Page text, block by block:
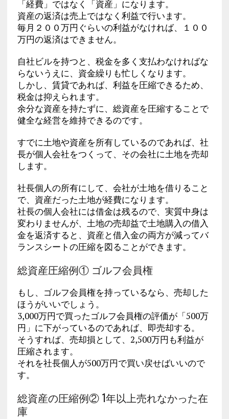
「経費」ではなく「資産」になります。
資産の返済は売上ではなく利益で行います。
毎月２００万円ぐらいの利益がなければ、１００
万円の返済はできません。
自社ビルを持つと、税金を多く支払わなければな
らないうえに、資金繰りも忙しくなります。
しかし、賃貸であれば、利益を圧縮できるため、
税金は抑えられます。
余分な資産を持たずに、総資産を圧縮することで
健全な経営を維持できるのです。
すでに土地や資産を所有しているのであれば、社
長が個人会社をつくって、その会社に土地を売却
します。
社長個人の所有にして、会社が土地を借りること
で、資産だった土地が経費になります。
社長の個人会社には借金は残るので、実質中身は
変わりませんが、土地の売却益で土地購入の借入
金を返済すると、資産と借入金の両方が減ってバ
ランスシートの圧縮を図ることができます。
総資産圧縮例① ゴルフ会員権
もし、ゴルフ会員権を持っているなら、売却した
ほうがいいでしょう。
3,000万円で買ったゴルフ会員権の評価が「500万
円」に下がっているのであれば、即売却する。
そうすれば、売却損として、2,500万円も利益が
圧縮されます。
それを社長個人が500万円で買い戻せばいいので
す。
総資産の圧縮例② 1年以上売れなかった在
庫